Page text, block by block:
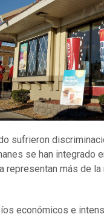
sufrieron
se han integrado
representan más de
económicos e